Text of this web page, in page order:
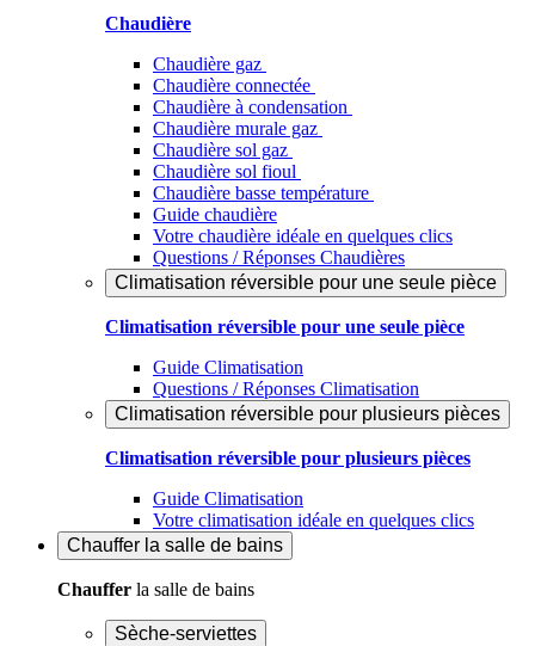
Chaudière
Chaudière gaz
Chaudière connectée
Chaudière à condensation
Chaudière murale gaz
Chaudière sol gaz
Chaudière sol fioul
Chaudière basse température
Guide chaudière
Votre chaudière idéale en quelques clics
Questions / Réponses Chaudières
Climatisation réversible pour une seule pièce
Climatisation réversible pour une seule pièce
Guide Climatisation
Questions / Réponses Climatisation
Climatisation réversible pour plusieurs pièces
Climatisation réversible pour plusieurs pièces
Guide Climatisation
Votre climatisation idéale en quelques clics
Chauffer la salle de bains
Chauffer la salle de bains
Sèche-serviettes